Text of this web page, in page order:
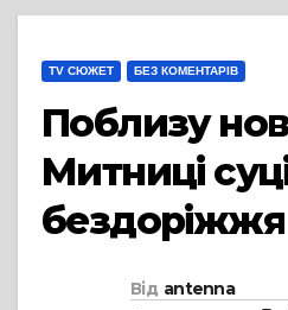
TV СЮЖЕТ БЕЗ КОМЕНТАРІВ
Поблизу
Митниці
бездоріжжя
Від antenna